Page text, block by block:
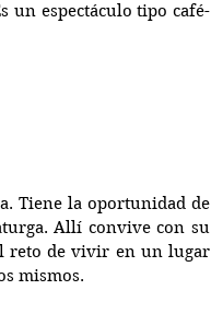
un espectáculo tipo café-
Tiene la oportunidad de
Allí convive con su
reto de vivir en un lugar
mismos.